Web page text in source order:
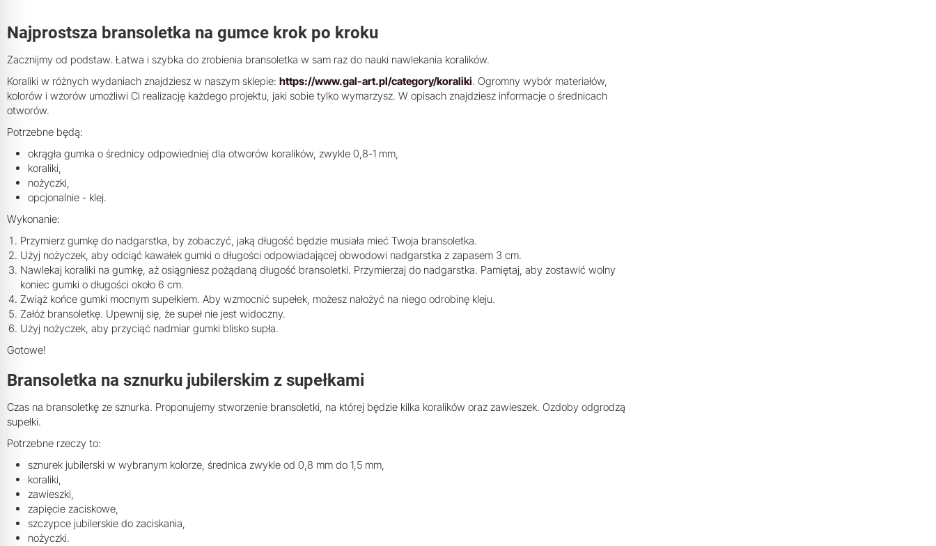
Najprostsza bransoletka na gumce krok po kroku
Zacznijmy od podstaw. Łatwa i szybka do zrobienia bransoletka w sam raz do nauki nawlekania koralików.
Koraliki w różnych wydaniach znajdziesz w naszym sklepie: https://www.gal-art.pl/category/koraliki. Ogromny wybór materiałów,
kolorów i wzorów umożliwi Ci realizację każdego projektu, jaki sobie tylko wymarzysz. W opisach znajdziesz informacje o średnicach
otworów.
Potrzebne będą:
okrągła gumka o średnicy odpowiedniej dla otworów koralików, zwykle 0,8-1 mm,
koraliki,
nożyczki,
opcjonalnie - klej.
Wykonanie:
Przymierz gumkę do nadgarstka, by zobaczyć, jaką długość będzie musiała mieć Twoja bransoletka.
Użyj nożyczek, aby odciąć kawałek gumki o długości odpowiadającej obwodowi nadgarstka z zapasem 3 cm.
Nawlekaj koraliki na gumkę, aż osiągniesz pożądaną długość bransoletki. Przymierzaj do nadgarstka. Pamiętaj, aby zostawić wolny
koniec gumki o długości około 6 cm.
Zwiąż końce gumki mocnym supełkiem. Aby wzmocnić supełek, możesz nałożyć na niego odrobinę kleju.
Załóż bransoletkę. Upewnij się, że supeł nie jest widoczny.
Użyj nożyczek, aby przyciąć nadmiar gumki blisko supła.
Gotowe!
Bransoletka na sznurku jubilerskim z supełkami
Czas na bransoletkę ze sznurka. Proponujemy stworzenie bransoletki, na której będzie kilka koralików oraz zawieszek. Ozdoby odgrodzą
supełki.
Potrzebne rzeczy to:
sznurek jubilerski w wybranym kolorze, średnica zwykle od 0,8 mm do 1,5 mm,
koraliki,
zawieszki,
zapięcie zaciskowe,
szczypce jubilerskie do zaciskania,
nożyczki.